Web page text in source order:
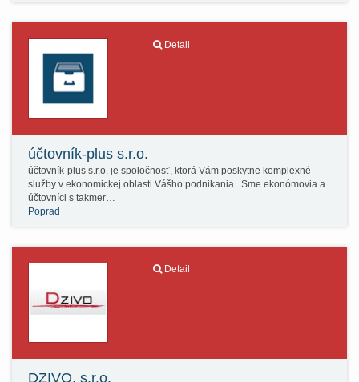
Detail
účtovník-plus s.r.o.
účtovník-plus s.r.o. je spoločnosť, ktorá Vám poskytne komplexné
služby v ekonomickej oblasti Vášho podnikania. Sme ekonómovia a
účtovníci s takmer…
Poprad
Detail
DZIVO, s.r.o.